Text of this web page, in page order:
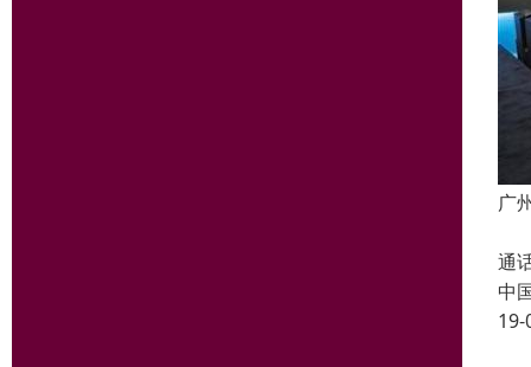
广
通
中
19-